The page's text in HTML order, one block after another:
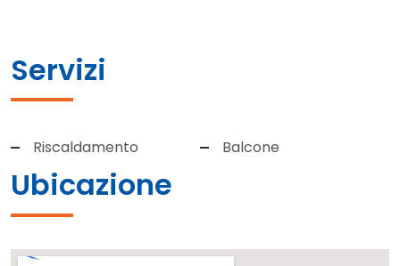
Servizi
Riscaldamento Balcone
Ubicazione